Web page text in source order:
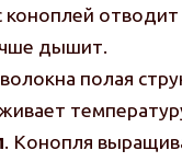
коноплей отводит
дышит.
полая
. Конопля